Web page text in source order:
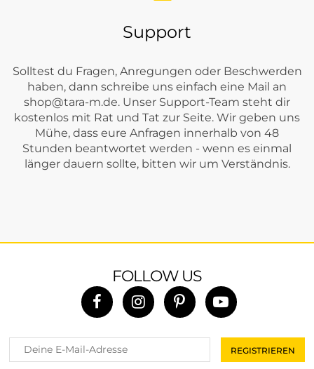
Support
Solltest du Fragen, Anregungen oder Beschwerden
haben, dann schreibe uns einfach eine Mail an
shop@tara-m.de. Unser Support-Team steht dir
kostenlos mit Rat und Tat zur Seite. Wir geben uns
Mühe, dass eure Anfragen innerhalb von 48
Stunden beantwortet werden - wenn es einmal
länger dauern sollte, bitten wir um Verständnis.
FOLLOW US